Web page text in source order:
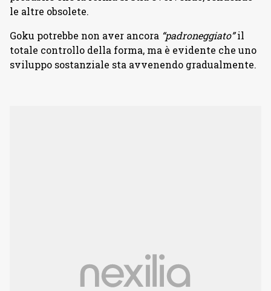
le altre obsolete.
Goku potrebbe non aver ancora “padroneggiato”il
totale controllo della forma, ma è evidente che uno
sviluppo sostanziale sta avvenendo gradualmente.